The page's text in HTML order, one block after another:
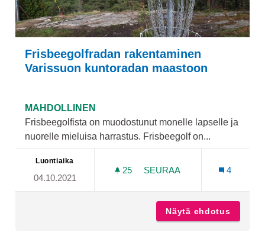
Frisbeegolfradan rakentaminen
Varissuon kuntoradan maastoon
MAHDOLLINEN
Frisbeegolfista on muodostunut monelle lapselle ja
nuorelle mieluisa harrastus. Frisbeegolf on...
Luontiaika
04.10.2021
25 25 SEURAAJAA
SEURAA
4
Näytä ehdotus